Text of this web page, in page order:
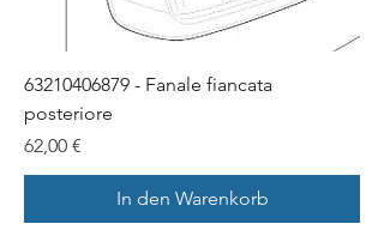
63210406879 - Fanale fiancata
posteriore
Preis
62,00 €
In den Warenkorb